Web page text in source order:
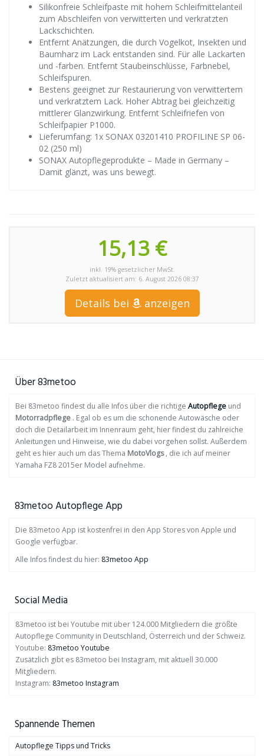
Silikonfreie Schleifpaste mit hohem Schleifmittelanteil
zum Abschleifen von verwitterten und verkratzten
Lackschichten.
Entfernt Anätzungen, die durch Vogelkot, Insekten und
Baumharz im Lack entstanden sind. Für alle Lackarten
und -farben. Entfernt Staubeinschlüsse, Farbnebel,
Schleifspuren.
Bestens geeignet zur Restaurierung von verwittertem
und verkratztem Lack. Hoher Abtrag bei gleichzeitig
mittlerer Glanzwirkung. Entfernt Schleifriefen von
Schleifpapier P1000.
Lieferumfang: 1x SONAX 03201410 PROFILINE SP 06-
02 (250 ml)
SONAX Autopflegeprodukte – Made in Germany –
Damit glänzt, was uns bewegt.
15,13 €
inkl. 19% gesetzlicher MwSt.
Zuletzt aktualisiert am: 6. August 2026 08:37
Details bei anzeigen
Über 83metoo
Bei 83metoo findest du alle Infos über die richtige Autopflege und
Motorradpflege . Egal ob es um die schonende Autowäsche oder
doch die Detailarbeit im Innenraum geht, hier findest du zahlreiche
Anleitungen und Hinweise, wie du dabei vorgehen sollst. Außerdem
geht es hier auch um das Thema MotoVlogs, die ich auf meiner
Yamaha FZ8 2015er Model aufnehme.
83metoo Autopflege App
Die 83metoo App ist kostenfrei in den App Stores von Apple und
Google verfügbar.
Alle Infos findest du hier: 83metoo App
Social Media
83metoo ist bei Youtube mit über 124.000 Mitgliedern die größte
Autopflege Community in Deutschland, Österreich und der Schweiz.
Youtube: 83metoo Youtube
Zusätzlich gibt es 83metoo bei Instagram, mit aktuell 30.000
Mitgliedern.
Instagram: 83metoo Instagram
Spannende Themen
Autopflege Tipps und Tricks